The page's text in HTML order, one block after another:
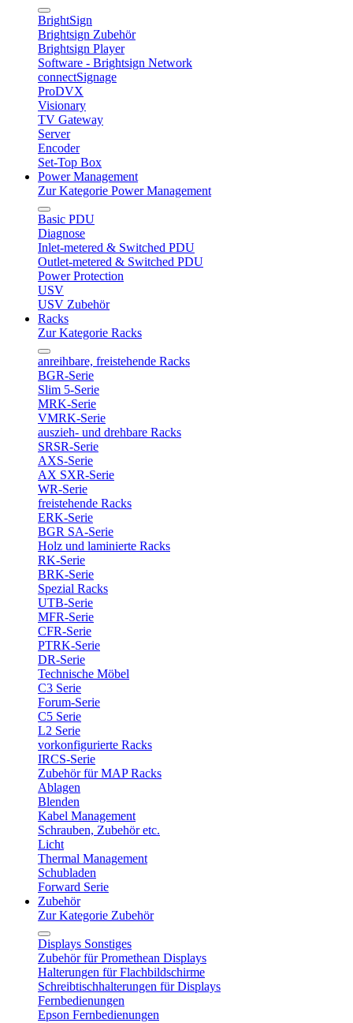
BrightSign
Brightsign Zubehör
Brightsign Player
Software - Brightsign Network
connectSignage
ProDVX
Visionary
TV Gateway
Server
Encoder
Set-Top Box
Power Management
Zur Kategorie Power Management
Basic PDU
Diagnose
Inlet-metered & Switched PDU
Outlet-metered & Switched PDU
Power Protection
USV
USV Zubehör
Racks
Zur Kategorie Racks
anreihbare, freistehende Racks
BGR-Serie
Slim 5-Serie
MRK-Serie
VMRK-Serie
auszieh- und drehbare Racks
SRSR-Serie
AXS-Serie
AX SXR-Serie
WR-Serie
freistehende Racks
ERK-Serie
BGR SA-Serie
Holz und laminierte Racks
RK-Serie
BRK-Serie
Spezial Racks
UTB-Serie
MFR-Serie
CFR-Serie
PTRK-Serie
DR-Serie
Technische Möbel
C3 Serie
Forum-Serie
C5 Serie
L2 Serie
vorkonfigurierte Racks
IRCS-Serie
Zubehör für MAP Racks
Ablagen
Blenden
Kabel Management
Schrauben, Zubehör etc.
Licht
Thermal Management
Schubladen
Forward Serie
Zubehör
Zur Kategorie Zubehör
Displays Sonstiges
Zubehör für Promethean Displays
Halterungen für Flachbildschirme
Schreibtischhalterungen für Displays
Fernbedienungen
Epson Fernbedienungen